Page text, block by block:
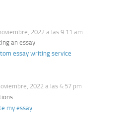
2022 a las 9:11 am
an essay
essay writing service
2022 a las 4:57 pm
my essay